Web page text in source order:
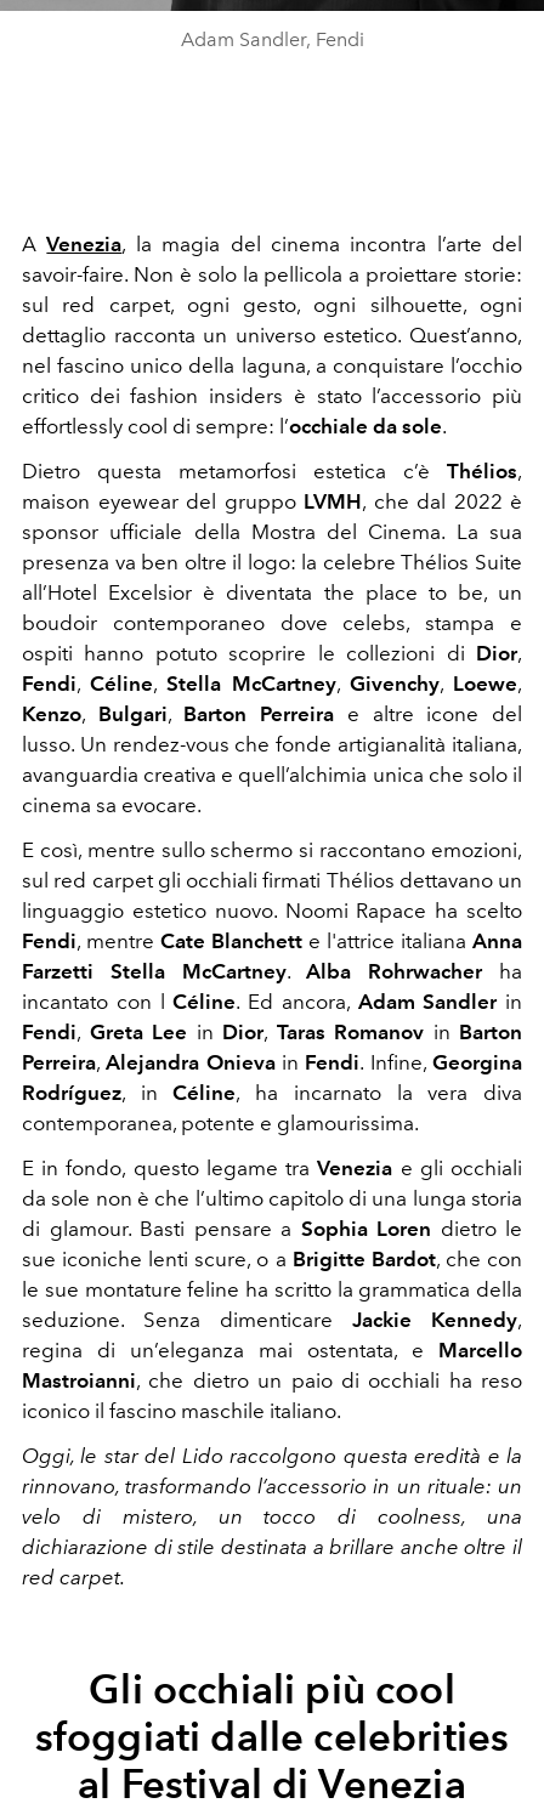
Adam Sandler, Fendi
AVenezia, la magia del cinema incontra l’arte del
savoir-faire. Non è solo la pellicola a proiettare storie:
sul red carpet, ogni gesto, ogni silhouette, ogni
dettaglio racconta un universo estetico. Quest’anno,
nel fascino unico della laguna, a conquistare l’occhio
critico dei fashion insiders è stato l’accessorio più
effortlessly cool di sempre: l’occhiale da sole.
Dietro questa metamorfosi estetica c’è Thélios,
maison eyewear del gruppo LVMH, che dal 2022 è
sponsor ufficiale della Mostra del Cinema. La sua
presenza va ben oltre il logo: la celebre Thélios Suite
all’Hotel Excelsior è diventata the place to be, un
boudoir contemporaneo dove celebs, stampa e
ospiti hanno potuto scoprire le collezioni di Dior,
Fendi,Céline,Stella McCartney, Givenchy, Loewe,
Kenzo, Bulgari, Barton Perreira e altre icone del
lusso. Un rendez-vous che fonde artigianalità italiana,
avanguardia creativa e quell’alchimia unica che solo il
cinema sa evocare.
E così, mentre sullo schermo si raccontano emozioni,
sul red carpet gli occhiali firmati Thélios dettavano un
linguaggio estetico nuovo. Noomi Rapace ha scelto
Fendi, mentre Cate Blanchett e l'attrice italiana Anna
Farzetti Stella McCartney.Alba Rohrwacherha
incantato con lCéline. Ed ancora, Adam Sandler in
Fendi, Greta Lee in Dior, Taras Romanov in Barton
Perreira,Alejandra Onievain Fendi. Infine,Georgina
Rodríguez, inCéline, ha incarnato la vera diva
contemporanea, potente e glamourissima.
E in fondo, questo legame traVenezia e gli occhiali
da sole non è che l’ultimo capitolo di una lunga storia
di glamour. Basti pensare a Sophia Loren dietro le
sue iconiche lenti scure, o a Brigitte Bardot, che con
le sue montature feline ha scritto la grammatica della
seduzione. Senza dimenticare Jackie Kennedy,
regina di un’eleganza mai ostentata, e Marcello
Mastroianni, che dietro un paio di occhiali ha reso
iconico il fascino maschile italiano.
Oggi, le star del Lido raccolgono questa eredità e la
rinnovano, trasformando l’accessorio in un rituale: un
velo di mistero, un tocco di coolness, una
dichiarazione di stile destinata a brillare anche oltre il
red carpet.
Gli occhiali più cool
sfoggiati dalle celebrities
al Festival di Venezia